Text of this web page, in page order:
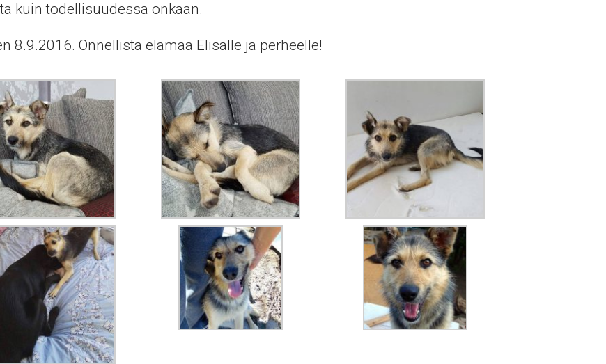
kuin todellisuudessa onkaan.
8.9.2016. Onnellista elämää Elisalle ja perheelle!